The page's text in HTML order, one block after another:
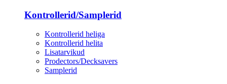
Kontrollerid/Samplerid
Kontrollerid heliga
Kontrollerid helita
Lisatarvikud
Prodectors/Decksavers
Samplerid